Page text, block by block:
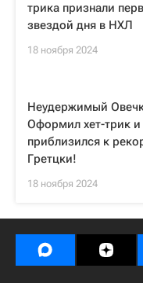
трика признали
звездой дня в НХЛ
18 ноября 2024
Неудержимый
Оформил хет-трик и
приблизился к
Гретцки!
18 ноября 2024